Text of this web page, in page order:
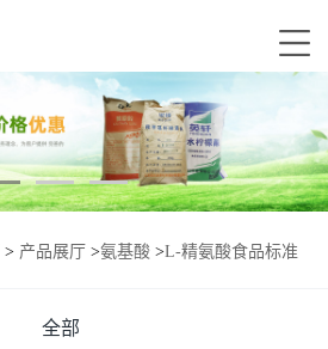
> 产品展厅 >氨基酸 >L-精氨酸食品标准
全部